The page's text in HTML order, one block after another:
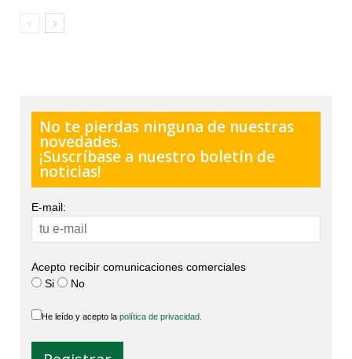
No te pierdas ninguna de nuestras
novedades.
¡Suscríbase a nuestro boletín de
noticias!
E-mail:
Acepto recibir comunicaciones comerciales
Si
No
He leído y acepto la política de privacidad.